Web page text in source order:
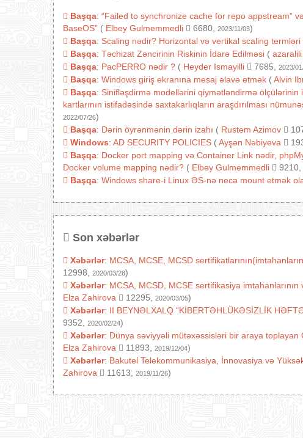
Başqa: “Failed to synchronize cache for repo appstream”
BaseOS” ( Elbey Gulmemmedli 6680, 2023/11/03)
Başqa: Scaling nədir? Horizontal və vertikal scaling termləri
Başqa: Təchizat Zəncirinin Riskinin İdarə Edilməsi ( azaralili
Başqa: PacPERRO nədir ? ( Heyder Ismayilli 7685, 2023/
Başqa: Windows giriş ekranına mesaj əlavə etmək (Alvin
Başqa: Sinifləşdirmə modellərini qiymətləndirmə ölçülərinin
kartlarının istifadəsində saxtakarlıqların araşdırılması
2022/07/26)
Başqa: Dərin öyrənmənin dərin izahı ( Rustem Azimov
Windows: AD SECURITY POLICIES (Ayşən Nəbiyeva
Başqa: Docker port mapping və Container Link nədir,
Docker volume mapping nədir? ( Elbey Gulmemmedli 9210,
Başqa: Windows share-i Linux ƏS-nə necə mount etmək
Son xəbərlər
Xəbərlər: MCSA, MCSE, MCSD
12998,
2020/03/28)
Xəbərlər: MCSA, MCSD, MCSE sertifikasiya
Elza Zahirova
12295, 2020/03/05)
Xəbərlər: II BEYNƏLXALQ “KİBERTƏHLÜKƏSİZLİK
9352,
2020/02/24)
Xəbərlər: Dünya səviyyəli mütəxəssisləri bir araya toplayan
Elza Zahirova
11893, 2019/12/04)
Xəbərlər: Bakutel Telekommunikasiya, İnnovasiya və
Zahirova
11613, 2019/11/26)